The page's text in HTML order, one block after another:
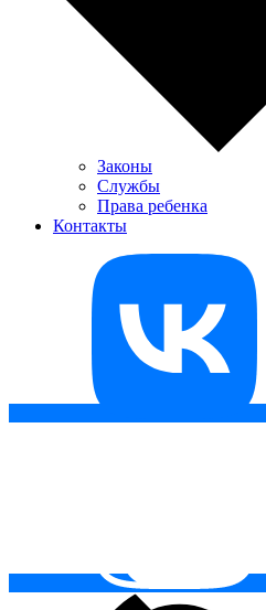
Законы
Службы
Права ребенка
Контакты